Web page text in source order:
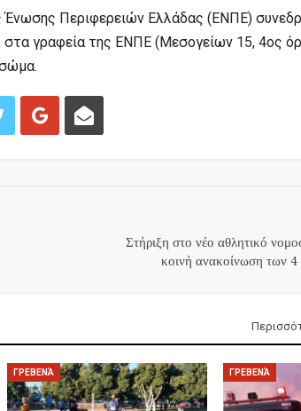
Ένωσης Περιφερειών Ελλάδας (ΕΝΠΕ)
στα γραφεία της ΕΝΠΕ (Μεσογείων 15, 4ος
Στήριξη στο νέο αθλητικό
κοινή ανακοίνωση των
ΓΡΕΒΕΝΆ ΓΡΕΒΕΝΆ